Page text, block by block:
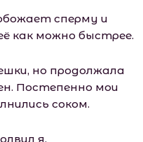
сперму и
как можно быстрее.
но продолжала
Постепенно мои
соком.
я.